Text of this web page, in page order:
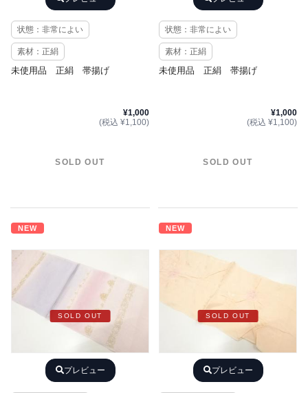
状態：非常によい
素材：正絹
未使用品 正絹 帯揚げ
¥1,000
(税込 ¥1,100)
SOLD OUT
状態：非常によい
素材：正絹
未使用品 正絹 帯揚げ
¥1,000
(税込 ¥1,100)
SOLD OUT
NEW
SOLD OUT
プレビュー
NEW
SOLD OUT
プレビュー